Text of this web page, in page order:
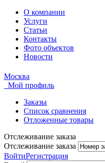
О компании
Услуги
Статьи
Контакты
Фото объектов
Новости
Москва
Мой профиль
Заказы
Список сравнения
Отложенные товары
Отслеживание заказа
Отслеживание заказа
ВойтиРегистрация